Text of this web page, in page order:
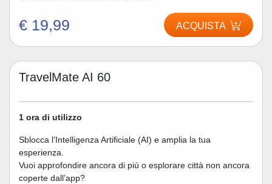
€ 19,99 ACQUISTA
TravelMate AI 60
1 ora di utilizzo
Sblocca l’Intelligenza Artificiale (AI) e amplia la tua
esperienza.
Vuoi approfondire ancora di più o esplorare città non ancora
coperte dall’app?